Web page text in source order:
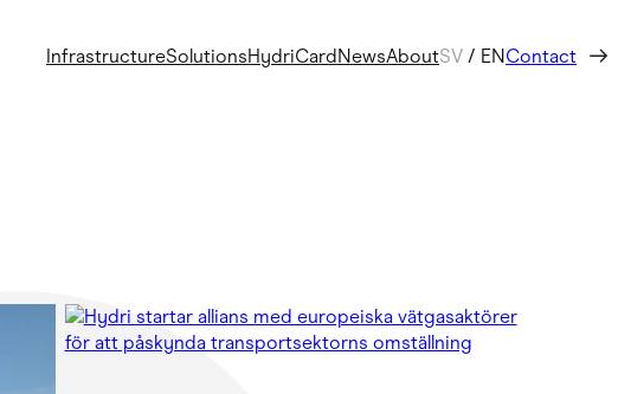
InfrastructureSolutionsHydriCardNewsAboutSV / ENContact